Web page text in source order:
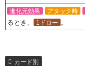
進化元効果 アタック時
るとき、
1ドロー 。
カード別